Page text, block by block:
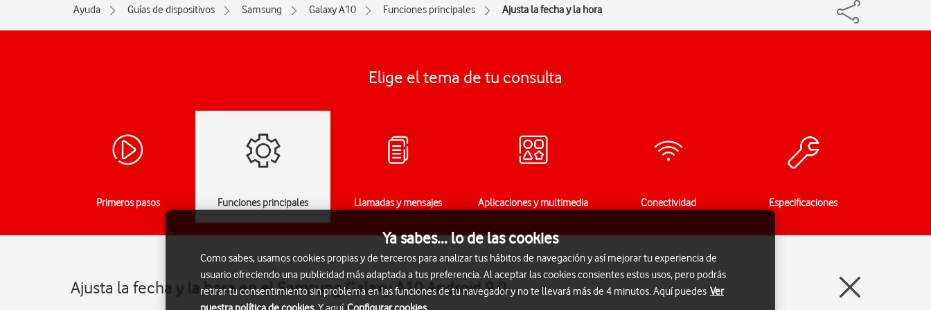
Ayuda Guías de dispositivos Samsung Galaxy A10 Funciones principales Ajusta la fecha y la hora
Elige el tema de tu consulta
Primeros pasos Funciones principales Llamadas y mensajes Aplicaciones y multimedia Conectividad Especificaciones
Ajusta la fecha y la hora en el Samsung Galaxy A10 Android 9.0
Ya sabes... lo de las cookies
Como sabes, usamos cookies propias y de terceros para analizar tus hábitos de navegación y así mejorar tu experiencia de
usuario ofreciendo una publicidad más adaptada a tus preferencia. Al aceptar las cookies consientes estos usos, pero podrás
retirar tu consentimiento sin problema en las funciones de tu navegador y no te llevará más de 4 minutos. Aquí puedes Ver